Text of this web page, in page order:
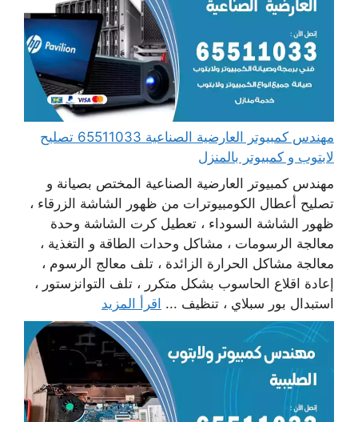
مهندس كمبيوتر العارضية الصناعية 65511033 تصليح
لابتوب و كمبيوتر بالمنزل
مهندس كمبيوتر العارضية الصناعية المختص بصيانة و
تصليح أعطال الكومبيوترات من ظهور الشاشة الزرقاء ،
ظهور الشاشة السوداء ، تعطيل كرت الشاشة وحدة
معالجة الرسومات ، مشاكل وحدات الطاقة و التغذية ،
معالجة مشاكل الحرارة الزائدة ، تلف معالج الرسوم ،
إعادة اقلاع الحاسوب بشكل متكرر ، تلف التوانزستور ،
استبدال بور سبلاي ، تنظيف ... اقرأ المزيد